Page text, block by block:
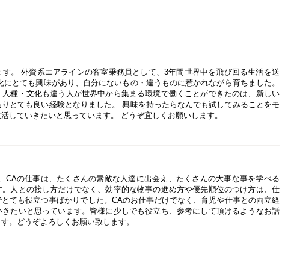
。 外資系エアラインの客室乗務員として、3年間世界中を飛び回る生活を送
とても興味があり、自分にないもの・違うものに惹かれながら育ちました。
種・文化も違う人が世界中から集まる環境で働くことができたのは、新しい
とても良い経験となりました。 興味を持ったらなんでも試してみることをモ
していきたいと思っています。 どうぞ宜しくお願いします。
CAの仕事は、たくさんの素敵な人達に出会え、たくさんの大事な事を学べる
人との接し方だけでなく、効率的な物事の進め方や優先順位のつけ方は、仕
ても役立つ事ばかりでした。CAのお仕事だけでなく、育児や仕事との両立経
たいと思っています。皆様に少しでも役立ち、参考にして頂けるようなお話
。どうぞよろしくお願い致します。